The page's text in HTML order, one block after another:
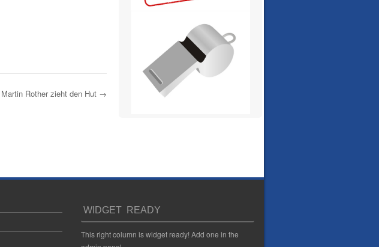
Martin Rother zieht den Hut →
WIDGET READY
This right column is widget ready! Add one in the